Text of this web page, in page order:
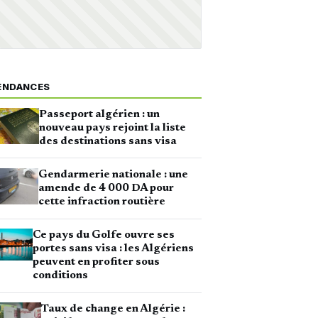
Passeport algérien : un
nouveau pays rejoint la liste
des destinations sans visa
Gendarmerie nationale : une
amende de 4 000 DA pour
cette infraction routière
Ce pays du Golfe ouvre ses
portes sans visa : les Algériens
peuvent en profiter sous
conditions
Taux de change en Algérie :